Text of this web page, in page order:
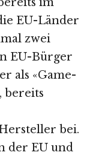
EU-Länder
zwei
EU-Bürger
als «Game-
bereits
bei.
der EU und